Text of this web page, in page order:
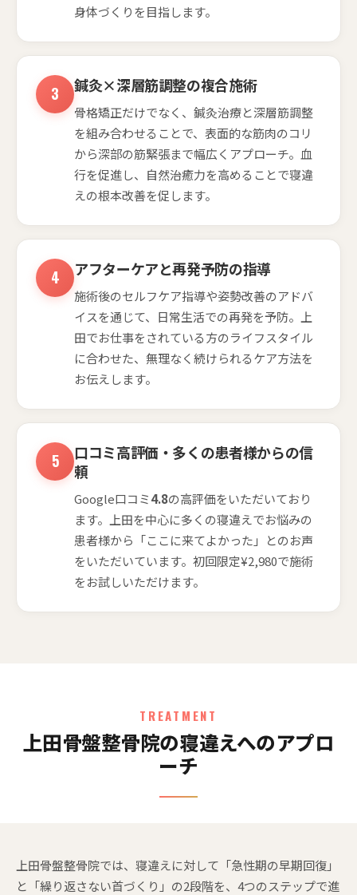
身体づくりを目指します。
鍼灸×深層筋調整の複合施術
骨格矯正だけでなく、鍼灸治療と深層筋調整
を組み合わせることで、表面的な筋肉のコリ
から深部の筋緊張まで幅広くアプローチ。血
行を促進し、自然治癒力を高めることで寝違
えの根本改善を促します。
アフターケアと再発予防の指導
施術後のセルフケア指導や姿勢改善のアドバ
イスを通じて、日常生活での再発を予防。上
田でお仕事をされている方のライフスタイル
に合わせた、無理なく続けられるケア方法を
お伝えします。
口コミ高評価・多くの患者様からの信
頼
Google口コミ4.8の高評価をいただいており
ます。上田を中心に多くの寝違えでお悩みの
患者様から「ここに来てよかった」とのお声
をいただいています。初回限定¥2,980で施術
をお試しいただけます。
TREATMENT
上田骨盤整骨院の寝違えへのアプロ
ーチ
上田骨盤整骨院では、寝違えに対して「急性期の早期回復」
と「繰り返さない首づくり」の2段階を、4つのステップで進